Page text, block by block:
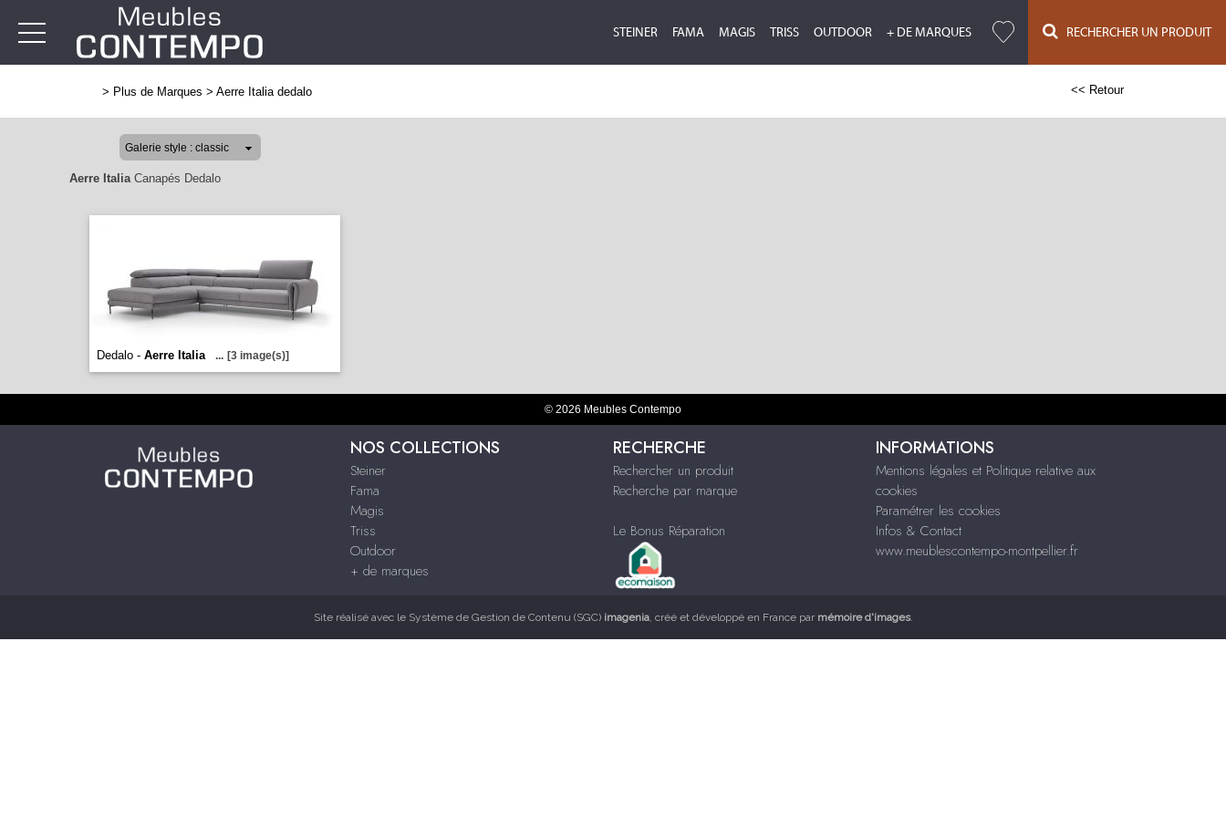
STEINER FAMA MAGIS TRISS OUTDOOR + DE MARQUES RECHERCHER UN PRODUIT
> Plus de Marques > Aerre Italia dedalo << Retour
Aerre ItaliaCanapés Dedalo
Dedalo - Aerre Italia ... [3 image(s)]
© 2026 Meubles Contempo
NOS COLLECTIONS
Steiner
Fama
Magis
Triss
Outdoor
+ de marques
RECHERCHE
Rechercher un produit
Recherche par marque
Le Bonus Réparation
INFORMATIONS
Mentions légales et Politique relative aux
cookies
Paramétrer les cookies
Infos & Contact
www.meublescontempo-montpellier.fr
Site réalisé avec le Système de Gestion de Contenu (SGC) imagenia, créé et développé en France par mémoire d'images.